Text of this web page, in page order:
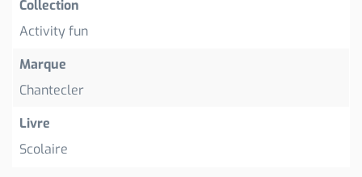
Collection
Activity fun
Marque
Chantecler
Livre
Scolaire